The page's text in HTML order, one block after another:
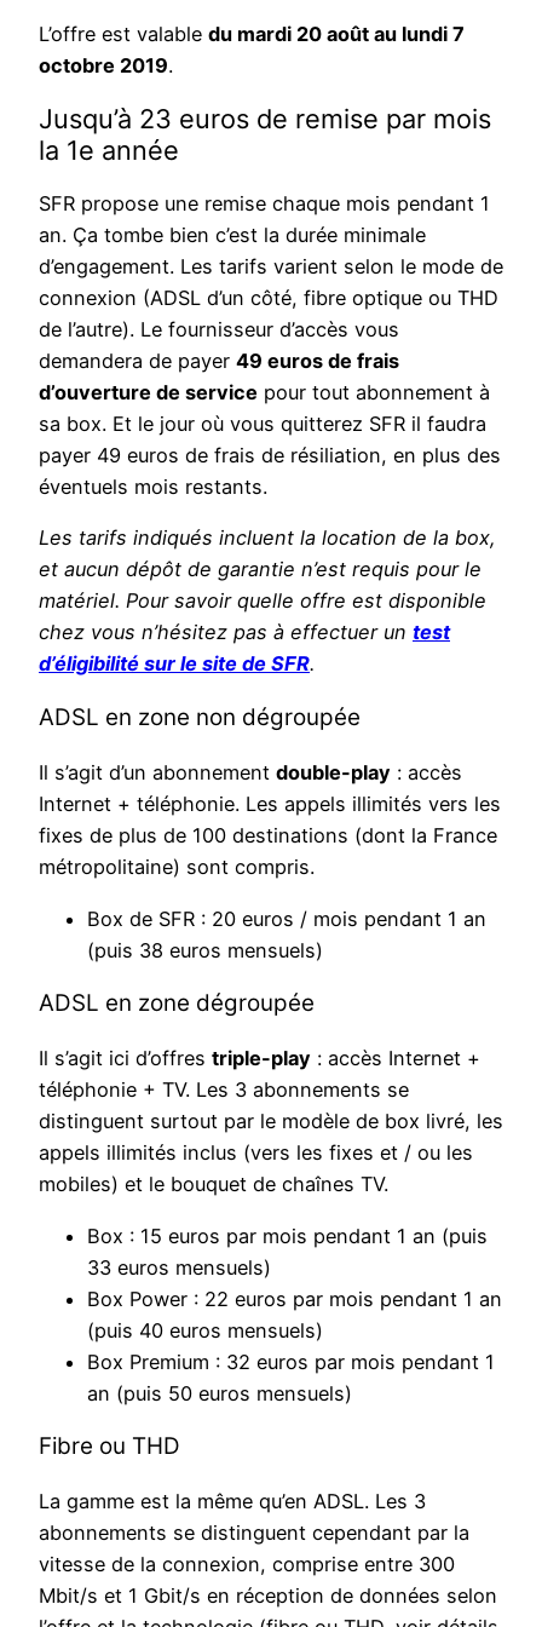
L’offre est valable du mardi 20 août au lundi 7
octobre 2019.
Jusqu’à 23 euros de remise par mois
la 1e année
SFR propose une remise chaque mois pendant 1
an. Ça tombe bien c’est la durée minimale
d’engagement. Les tarifs varient selon le mode de
connexion (ADSL d’un côté, fibre optique ou THD
de l’autre). Le fournisseur d’accès vous
demandera de payer 49 euros de frais
d’ouverture de service pour tout abonnement à
sa box. Et le jour où vous quitterez SFR il faudra
payer 49 euros de frais de résiliation, en plus des
éventuels mois restants.
Les tarifs indiqués incluent la location de la box,
et aucun dépôt de garantie n’est requis pour le
matériel. Pour savoir quelle offre est disponible
chez vous n’hésitez pas à effectuer un test
d’éligibilité sur le site de SFR.
ADSL en zone non dégroupée
Il s’agit d’un abonnement double-play : accès
Internet + téléphonie. Les appels illimités vers les
fixes de plus de 100 destinations (dont la France
métropolitaine) sont compris.
Box de SFR : 20 euros / mois pendant 1 an
(puis 38 euros mensuels)
ADSL en zone dégroupée
Il s’agit ici d’offres triple-play : accès Internet +
téléphonie + TV. Les 3 abonnements se
distinguent surtout par le modèle de box livré, les
appels illimités inclus (vers les fixes et / ou les
mobiles) et le bouquet de chaînes TV.
Box : 15 euros par mois pendant 1 an (puis
33 euros mensuels)
Box Power : 22 euros par mois pendant 1 an
(puis 40 euros mensuels)
Box Premium : 32 euros par mois pendant 1
an (puis 50 euros mensuels)
Fibre ou THD
La gamme est la même qu’en ADSL. Les 3
abonnements se distinguent cependant par la
vitesse de la connexion, comprise entre 300
Mbit/s et 1 Gbit/s en réception de données selon